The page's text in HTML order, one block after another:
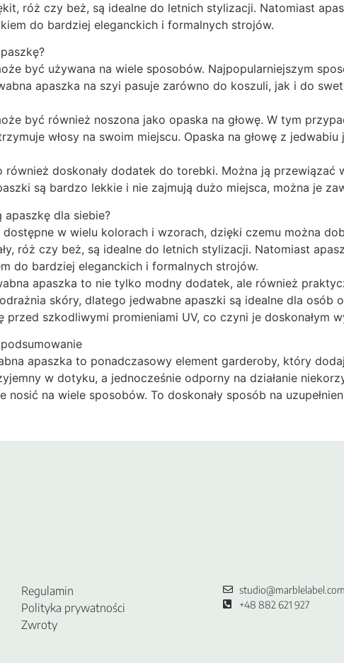
róż czy beż, są idealne do letnich stylizacji. Natomiast
do bardziej eleganckich i formalnych strojów.
być używana na wiele sposobów. Najpopularniejszym
apaszka na szyi pasuje zarówno do koszuli, jak i do
być również noszona jako opaska na głowę. W tym
włosy na swoim miejscu. Opaska na głowę z
również doskonały dodatek do torebki. Można ją
są bardzo lekkie i nie zajmują dużo miejsca, można je
dla siebie?
dostępne w wielu kolorach i wzorach, dzięki czemu można
róż czy beż, są idealne do letnich stylizacji. Natomiast
do bardziej eleganckich i formalnych strojów.
apaszka to nie tylko modny dodatek, ale również
skóry, dlatego jedwabne apaszki są idealne dla osób
przed szkodliwymi promieniami UV, co czyni je doskonałym
apaszka to ponadczasowy element garderoby, który
w dotyku, a jednocześnie odporny na działanie
nosić na wiele sposobów. To doskonały sposób na
Regulamin
Polityka prywatności
Zwroty
studio@marblelabel.com
+48 882 621 927